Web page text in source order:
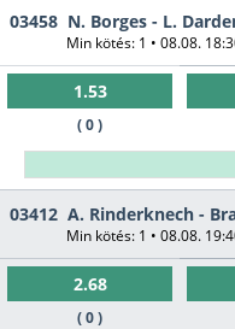
03458 N. Borges - L.
Min kötés: 1 • 08.08.
1.53
( 0 )
03412 A. Rinderknech -
Min kötés: 1 • 08.08.
2.68
( 0 )